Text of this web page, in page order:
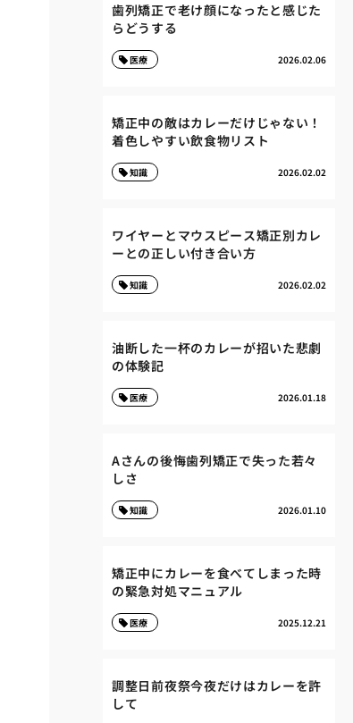
歯列矯正で老け顔になったと感じた
らどうする
2026.02.06
医療
矯正中の敵はカレーだけじゃない！
着色しやすい飲食物リスト
2026.02.02
知識
ワイヤーとマウスピース矯正別カレ
ーとの正しい付き合い方
2026.02.02
知識
油断した一杯のカレーが招いた悲劇
の体験記
2026.01.18
医療
Aさんの後悔歯列矯正で失った若々
しさ
2026.01.10
知識
矯正中にカレーを食べてしまった時
の緊急対処マニュアル
2025.12.21
医療
調整日前夜祭今夜だけはカレーを許
して